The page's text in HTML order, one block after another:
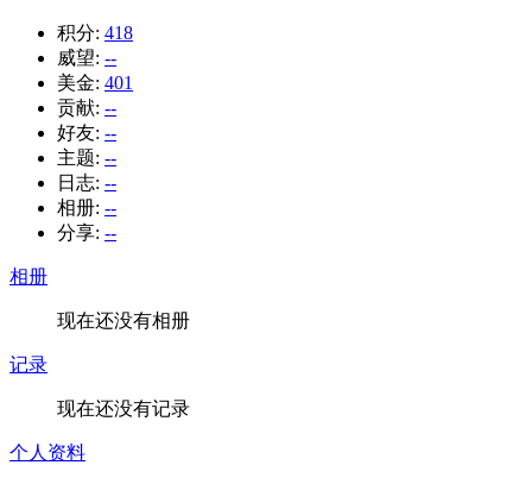
积分: 418
威望: --
美金: 401
贡献: --
好友: --
主题: --
日志: --
相册: --
分享: --
相册
现在还没有相册
记录
现在还没有记录
个人资料